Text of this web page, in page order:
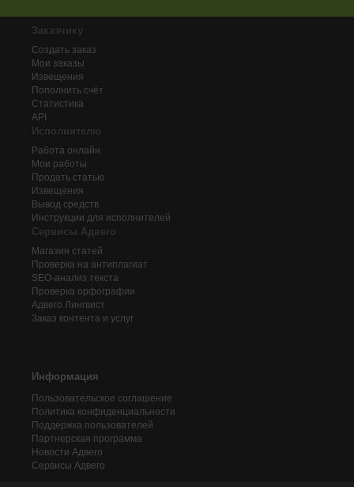
Заказчику
Создать заказ
Мои заказы
Извещения
Пополнить счёт
Статистика
API
Исполнителю
Работа онлайн
Мои работы
Продать статью
Извещения
Вывод средств
Инструкции для исполнителей
Сервисы Адвего
Магазин статей
Проверка на антиплагиат
SEO-анализ текста
Проверка орфографии
Адвего Лингвист
Заказ контента и услуг
Информация
Пользовательское соглашение
Политика конфиденциальности
Поддержка пользователей
Партнерская программа
Новости Адвего
Сервисы Адвего